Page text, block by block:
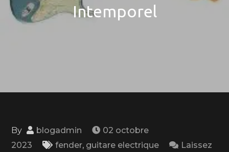
Intemporel
By blogadmin
02 octobre
2023
fender, guitare electrique
Laissez